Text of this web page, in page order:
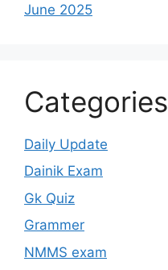
June 2025
Categories
Daily Update
Dainik Exam
Gk Quiz
Grammer
NMMS exam